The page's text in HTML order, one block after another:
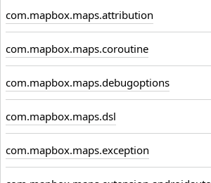
com.mapbox.maps.attribution
com.mapbox.maps.coroutine
com.mapbox.maps.debugoptions
com.mapbox.maps.dsl
com.mapbox.maps.exception